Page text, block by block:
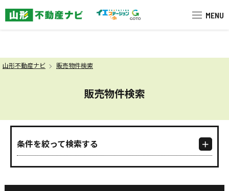
米沢市を中心に南陽市・高畠町・
MENU
山形不動産ナビ 販売物件検索
販売物件検索
条件を絞って検索する